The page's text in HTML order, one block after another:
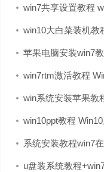
win7共享设置教程 win7电脑如何共享
win10大白菜装机教程 别再花钱找人装系统
苹果电脑安装win7
win7rtm激活教程 Win7 RTM永久激活
win系统安装苹果教程 Windows电脑装
win10ppt教程 Win10系统PPT制作教程：母
系统安装教程win7在线 看这里！Win7在
u盘装系统教程+win7 U盘安装Win7系统教程